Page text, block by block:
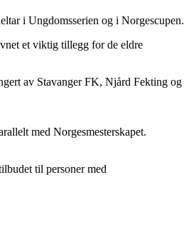
i Ungdomsserien og i Norgescupen.
et viktig tillegg for de eldre
av Stavanger FK, Njård Fekting og
med Norgesmesterskapet.
til personer med